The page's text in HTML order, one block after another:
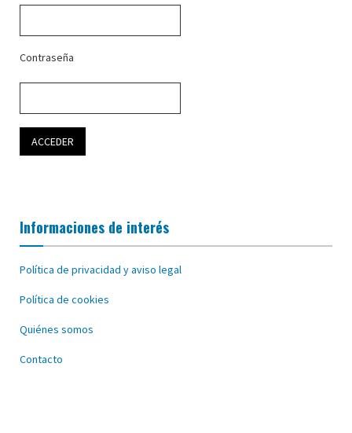
Contraseña
Informaciones de interés
Política de privacidad y aviso legal
Política de cookies
Quiénes somos
Contacto